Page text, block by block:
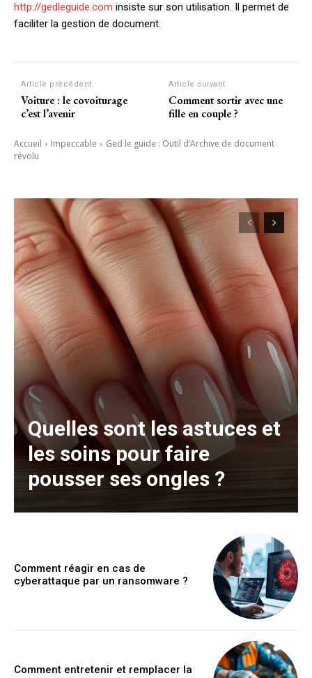
http://gedleguide.com insiste sur son utilisation. Il permet de
faciliter la gestion de document.
Article précédent
Voiture : le covoiturage
c’est l’avenir
Article suivant
Comment sortir avec une
fille en couple ?
Accueil Impeccable
Ged le guide : Outil d’Archive de document
révolu
Quelles sont les astuces et
les soins pour faire
pousser ses ongles ?
Comment réagir en cas de
cyberattaque par un ransomware ?
Comment entretenir et remplacer la